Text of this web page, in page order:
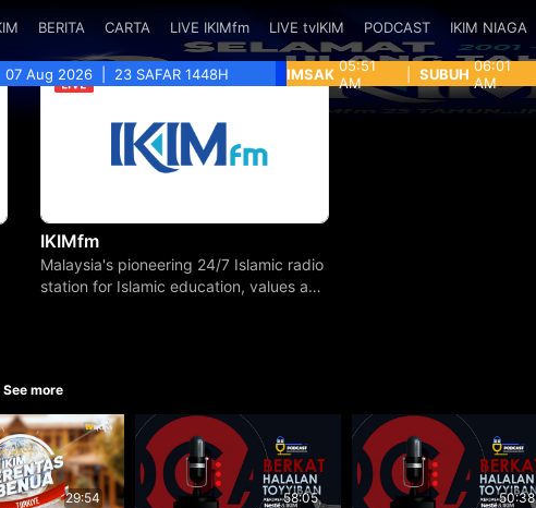
BERITA CARTA LIVE IKIMfm LIVE tvIKIM PODCAST IKIM NIAGA
07 Aug 2026 23 SAFAR 1448H IMSAK 05:51
AM
SUBUH 06:01
AM
IKIMfm
Malaysia's pioneering 24/7 Islamic radio
station for Islamic education, values and
See more
29:54 58:05 50:38